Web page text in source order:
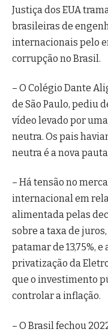
Justiça dos EUA
brasileiras de
internacionais pelo
corrupção no Brasil.
– O Colégio Dante
de São Paulo, pediu
vídeo levado por
neutra. Os pais
neutra é a nova
– Há tensão no
internacional em
alimentada pelas
sobre a taxa de
patamar de 13,75%,
privatização da
que o investimento
controlar a inflação.
– O Brasil fechou